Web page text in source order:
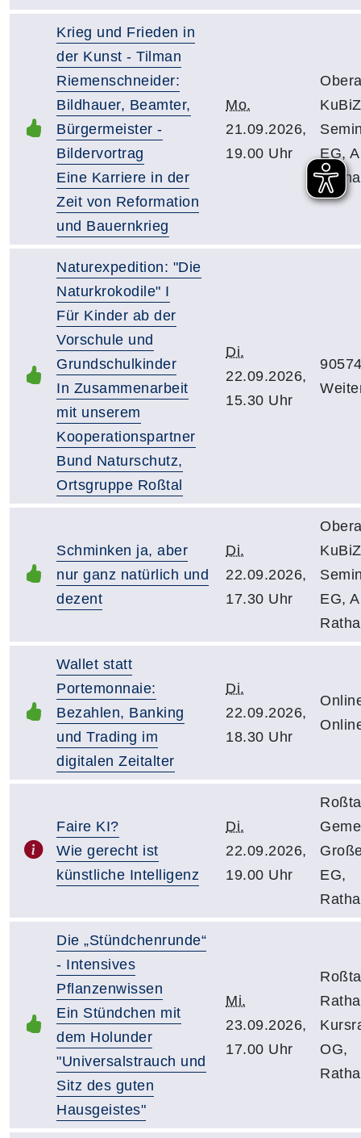
Krieg und Frieden in
der Kunst - Tilman
Riemenschneider:
Bildhauer, Beamter,
Bürgermeister -
Bildervortrag
Eine Karriere in der
Zeit von Reformation
und Bauernkrieg
Mo.
21.09.2026,
19.00 Uhr
EG,
Naturexpedition: "Die
Naturkrokodile" I
Für Kinder ab der
Vorschule und
Grundschulkinder
In Zusammenarbeit
mit unserem
Kooperationspartner
Bund Naturschutz,
Ortsgruppe Roßtal
Di.
22.09.2026,
15.30 Uhr
Schminken ja, aber
nur ganz natürlich und
dezent
Di.
22.09.2026,
17.30 Uhr
EG,
Wallet statt
Portemonnaie:
Bezahlen, Banking
und Trading im
digitalen Zeitalter
Di.
22.09.2026,
18.30 Uhr
Faire KI?
Wie gerecht ist
künstliche Intelligenz
Di.
22.09.2026,
19.00 Uhr
EG,
Die „Stündchenrunde“
- Intensives
Pflanzenwissen
Ein Stündchen mit
dem Holunder
"Universalstrauch und
Sitz des guten
Hausgeistes"
Mi.
23.09.2026,
17.00 Uhr
OG,